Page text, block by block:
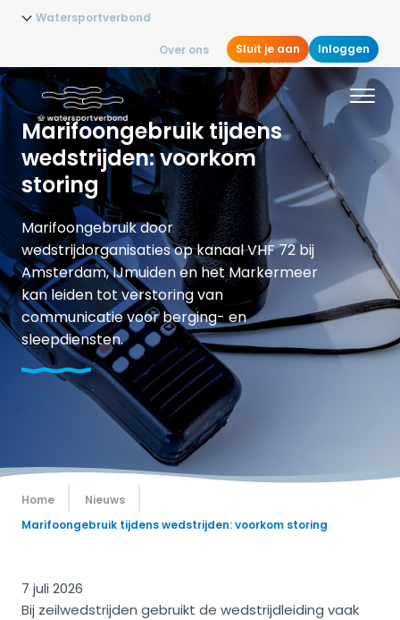
Watersportverbond
Over ons Sluit je aan Inloggen
Marifoongebruik tijdens
wedstrijden: voorkom
storing
Marifoongebruik door
wedstrijdorganisaties op kanaal VHF 72 bij
Amsterdam, IJmuiden en het Markermeer
kan leiden tot verstoring van
communicatie voor berging- en
sleepdiensten.
Home
Nieuws
Marifoongebruik tijdens wedstrijden: voorkom storing
7 juli 2026
Bij zeilwedstrijden gebruikt de wedstrijdleiding vaak